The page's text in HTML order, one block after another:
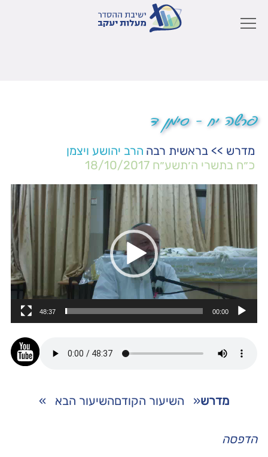
פרשה יח – סימן ד
מדרש >> בראשית רבה הרב יהושע ויצמן
כ״ח בתשרי ה׳תשע״ח 18/10/2017
נגן
וידאו
00:00
48:37
מדרש« השיעור הקודםהשיעור הבא »
הדפסה